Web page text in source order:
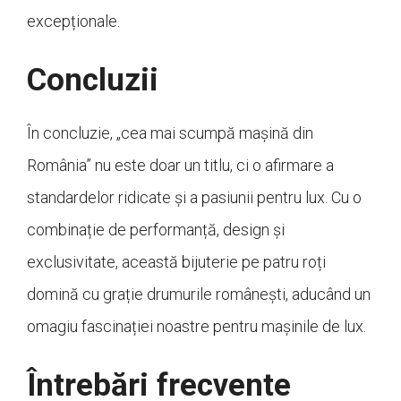
excepționale.
Concluzii
În concluzie, „cea mai scumpă mașină din
România” nu este doar un titlu, ci o afirmare a
standardelor ridicate și a pasiunii pentru lux. Cu o
combinație de performanță, design și
exclusivitate, această bijuterie pe patru roți
domină cu grație drumurile românești, aducând un
omagiu fascinației noastre pentru mașinile de lux.
Întrebări frecvente